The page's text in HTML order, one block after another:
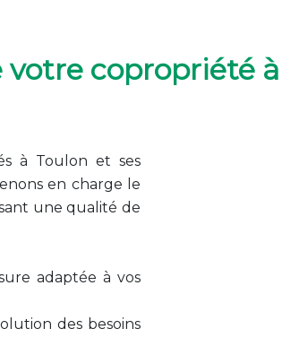
votre copropriété à
à Toulon et ses
en charge le
une qualité de
adaptée à vos
des besoins